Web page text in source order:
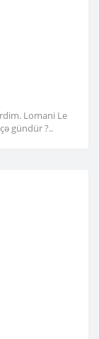
Lomani Le
gündür ?..